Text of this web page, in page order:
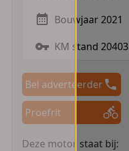
Bouwjaar 2021
KM stand 20403
Bel adverteerder
Proefrit
Deze motor staat bij: